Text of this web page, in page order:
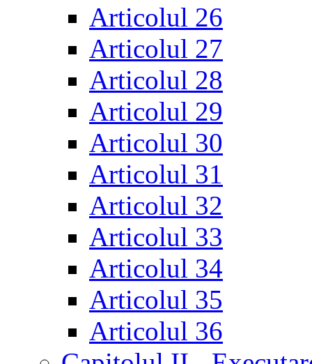
Articolul 26
Articolul 27
Articolul 28
Articolul 29
Articolul 30
Articolul 31
Articolul 32
Articolul 33
Articolul 34
Articolul 35
Articolul 36